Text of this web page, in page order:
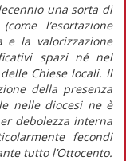
una sorta di
l’esortazione
e la valorizzazione
spazi né nel
Chiese locali. Il
della presenza
nelle diocesi ne è
debolezza interna
fecondi
tutto l’Ottocento.